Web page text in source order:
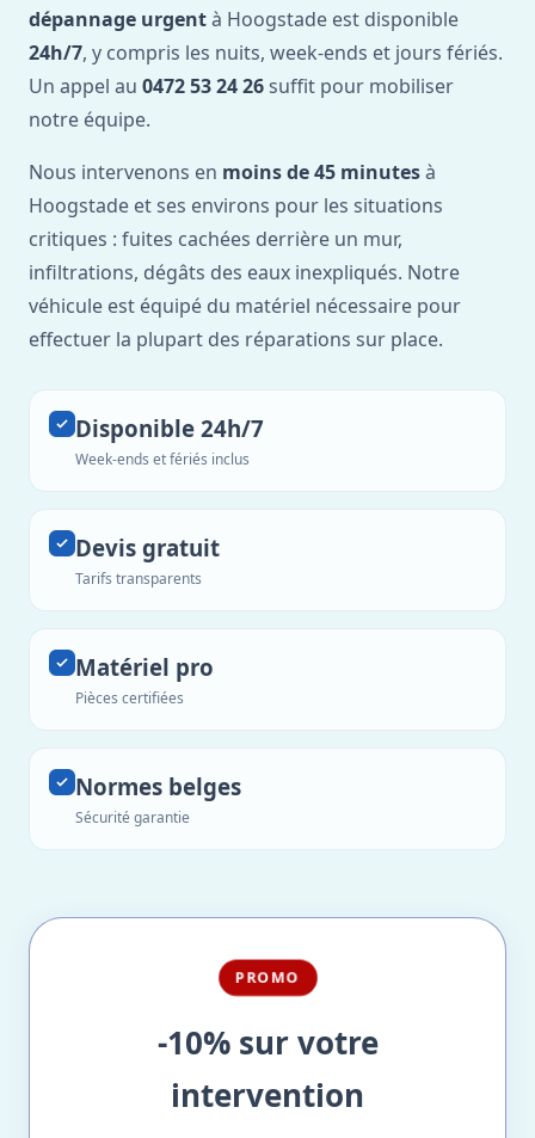
dépannage urgentà Hoogstade est disponible
24h/7, y compris les nuits, week-ends et jours fériés.
Un appel au 0472 53 24 26 suffit pour mobiliser
notre équipe.
Nous intervenons en moins de 45 minutesà
Hoogstade et ses environs pour les situations
critiques : fuites cachées derrière un mur,
infiltrations, dégâts des eaux inexpliqués. Notre
véhicule est équipé du matériel nécessaire pour
effectuer la plupart des réparations sur place.
Disponible 24h/7
Week-ends et fériés inclus
Devis gratuit
Tarifs transparents
Matériel pro
Pièces certifiées
Normes belges
Sécurité garantie
PROMO
-10% sur votre
intervention